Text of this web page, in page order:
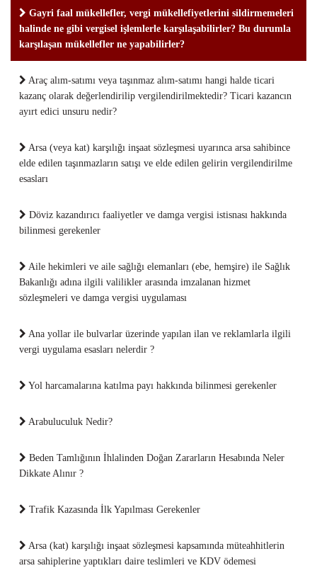
Gayri faal mükellefler, vergi mükellefiyetlerini sildirmemeleri
halinde ne gibi vergisel işlemlerle karşılaşabilirler? Bu durumla
karşılaşan mükellefler ne yapabilirler?
Araç alım-satımı veya taşınmaz alım-satımı hangi halde ticari
kazanç olarak değerlendirilip vergilendirilmektedir? Ticari kazancın
ayırt edici unsuru nedir?
Arsa (veya kat) karşılığı inşaat sözleşmesi uyarınca arsa sahibince
elde edilen taşınmazların satışı ve elde edilen gelirin vergilendirilme
esasları
Döviz kazandırıcı faaliyetler ve damga vergisi istisnası hakkında
bilinmesi gerekenler
Aile hekimleri ve aile sağlığı elemanları (ebe, hemşire) ile Sağlık
Bakanlığı adına ilgili valilikler arasında imzalanan hizmet
sözleşmeleri ve damga vergisi uygulaması
Ana yollar ile bulvarlar üzerinde yapılan ilan ve reklamlarla ilgili
vergi uygulama esasları nelerdir ?
Yol harcamalarına katılma payı hakkında bilinmesi gerekenler
Arabuluculuk Nedir?
Beden Tamlığının İhlalinden Doğan Zararların Hesabında Neler
Dikkate Alınır ?
Trafik Kazasında İlk Yapılması Gerekenler
Arsa (kat) karşılığı inşaat sözleşmesi kapsamında müteahhitlerin
arsa sahiplerine yaptıkları daire teslimleri ve KDV ödemesi